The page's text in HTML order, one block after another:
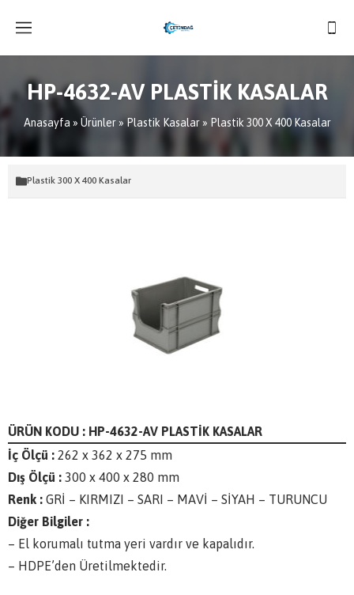
HP-4632-AV PLASTİK KASALAR
Anasayfa » Ürünler» Plastik Kasalar» Plastik 300 X 400 Kasalar
Plastik 300 X 400 Kasalar
ÜRÜN KODU : HP-4632-AV PLASTİK KASALAR
İç Ölçü : 262 x 362 x 275 mm
Dış Ölçü : 300 x 400 x 280 mm
Renk : GRİ – KIRMIZI – SARI – MAVİ – SİYAH – TURUNCU
Diğer Bilgiler :
– El korumalı tutma yeri vardır ve kapalıdır.
– HDPE’den Üretilmektedir.